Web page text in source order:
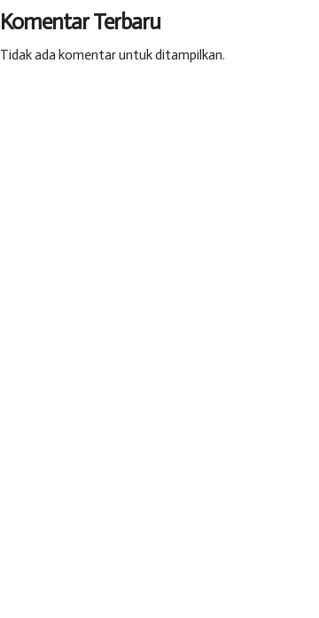
Komentar Terbaru
Tidak ada komentar untuk ditampilkan.